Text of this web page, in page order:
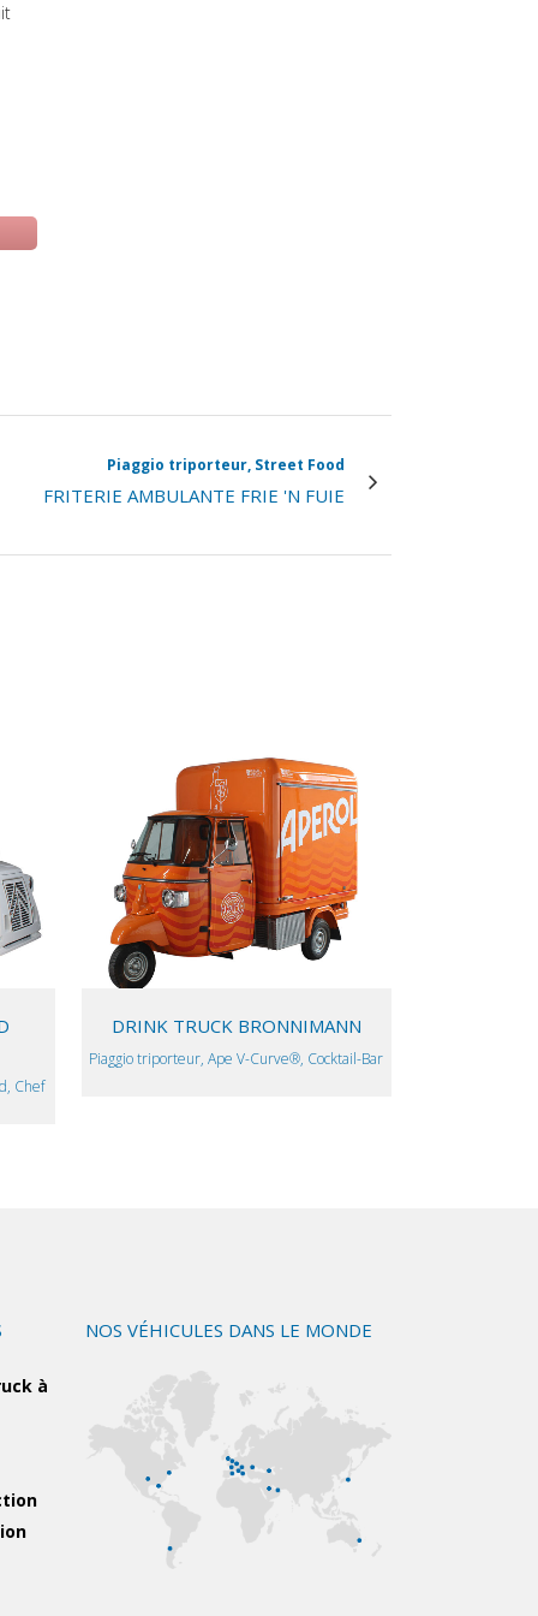
Piaggio triporteur, Street Food
FRITERIE AMBULANTE FRIE 'N FUIE
Chef
VIEW
DRINK TRUCK BRONNIMANN
Piaggio triporteur, Ape V-Curve®, Cocktail-Bar
à
NOS VÉHICULES DANS LE MONDE